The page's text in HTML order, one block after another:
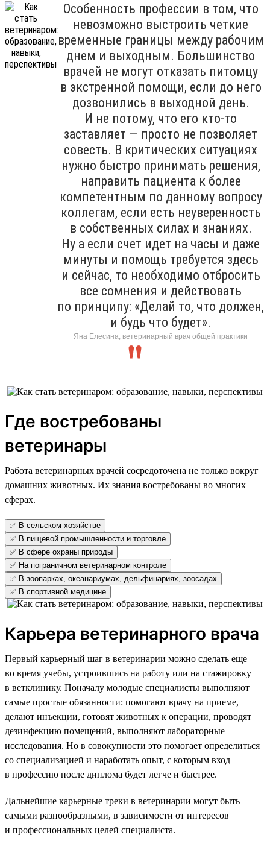
Особенность профессии в том, что
невозможно выстроить четкие
временные границы между рабочим
днем и выходным. Большинство
врачей не могут отказать питомцу
в экстренной помощи, если до него
дозвонились в выходной день.
И не потому, что его кто-то
заставляет — просто не позволяет
совесть. В критических ситуациях
нужно быстро принимать решения,
направить пациента к более
компетентным по данному вопросу
коллегам, если есть неуверенность
в собственных силах и знаниях.
Ну а если счет идет на часы и даже
минуты и помощь требуется здесь
и сейчас, то необходимо отбросить
все сомнения и действовать
по принципу: «Делай то, что должен,
и будь что будет».
Яна Елесина, ветеринарный врач общей практики
Где востребованы
ветеринары
Работа ветеринарных врачей сосредоточена не только вокруг
домашних животных. Их знания востребованы во многих
сферах.
✅ В сельском хозяйстве
✅ В пищевой промышленности и торговле
✅ В сфере охраны природы
✅ На пограничном ветеринарном контроле
✅ В зоопарках, океанариумах, дельфинариях, зоосадах
✅ В спортивной медицине
Карьера ветеринарного врача
Первый карьерный шаг в ветеринарии можно сделать еще
во время учебы, устроившись на работу или на стажировку
в ветклинику. Поначалу молодые специалисты выполняют
самые простые обязанности: помогают врачу на приеме,
делают инъекции, готовят животных к операции, проводят
дезинфекцию помещений, выполняют лабораторные
исследования. Но в совокупности это помогает определиться
со специализацией и наработать опыт, с которым вход
в профессию после диплома будет легче и быстрее.
Дальнейшие карьерные треки в ветеринарии могут быть
самыми разнообразными, в зависимости от интересов
и профессиональных целей специалиста.